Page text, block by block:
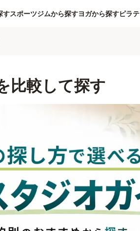
すスポーツジムから探すヨガから探すピラ
比較して探す